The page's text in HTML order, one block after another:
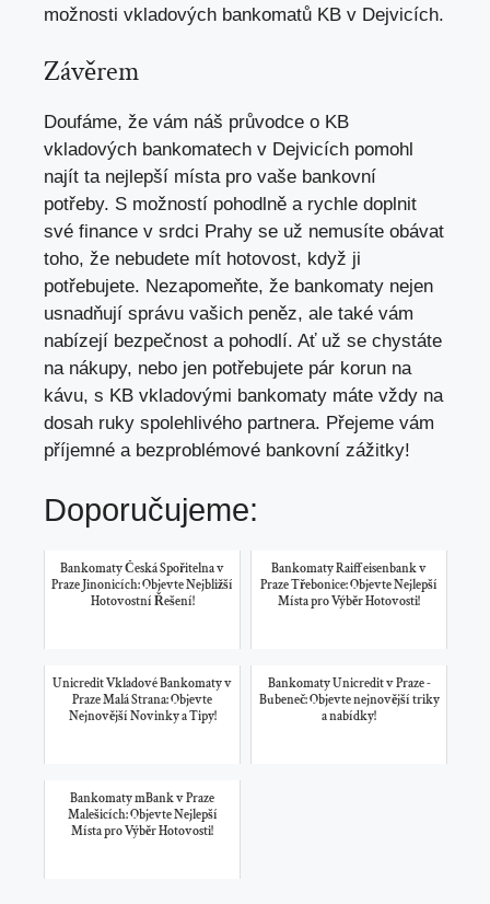
možnosti vkladových bankomatů KB v Dejvicích.
Závěrem
Doufáme, že vám náš průvodce o KB
vkladových bankomatech v Dejvicích pomohl
najít ta nejlepší místa pro vaše bankovní
potřeby. S možností pohodlně a rychle doplnit
své finance v srdci Prahy se už nemusíte obávat
toho, že nebudete mít hotovost, když ji
potřebujete. Nezapomeňte, že bankomaty nejen
usnadňují správu vašich peněz, ale také vám
nabízejí bezpečnost a pohodlí. Ať už se chystáte
na nákupy, nebo jen potřebujete pár korun na
kávu, s KB vkladovými bankomaty máte vždy na
dosah ruky spolehlivého partnera. Přejeme vám
příjemné a bezproblémové bankovní zážitky!
Doporučujeme:
Bankomaty Česká Spořitelna v
Praze Jinonicích: Objevte Nejbližší
Hotovostní Řešení!
Bankomaty Raiffeisenbank v
Praze Třebonice: Objevte Nejlepší
Místa pro Výběr Hotovosti!
Unicredit Vkladové Bankomaty v
Praze Malá Strana: Objevte
Nejnovější Novinky a Tipy!
Bankomaty Unicredit v Praze -
Bubeneč: Objevte nejnovější triky
a nabídky!
Bankomaty mBank v Praze
Malešicích: Objevte Nejlepší
Místa pro Výběr Hotovosti!